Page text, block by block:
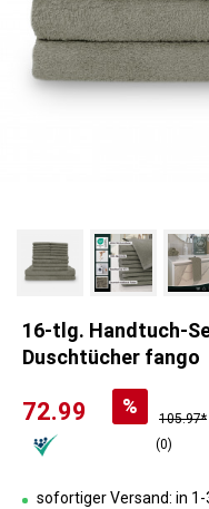
16-tlg. Handtuch-
Duschtücher fango
72.99 %
105.97*
(0)
sofortiger Versand: in 1-